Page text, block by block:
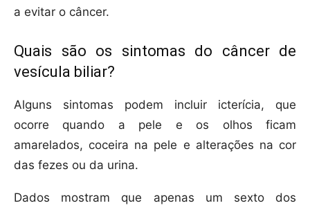
a evitar o câncer.
Quais são os sintomas do câncer de
vesícula biliar?
Alguns sintomas podem incluir icterícia, que
ocorre quando a pele e os olhos ficam
amarelados, coceira na pele e alterações na cor
das fezes ou da urina.
Dados mostram que apenas um sexto dos